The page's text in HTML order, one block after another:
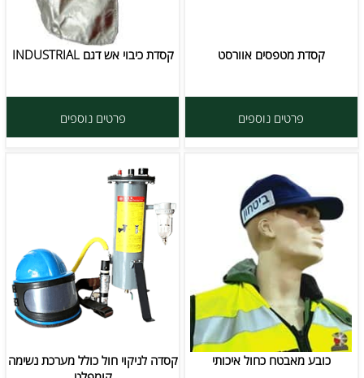
קסדת מטפסים אוורסט
פרטים נוספים
קסדת כיבוי אש דגם INDUSTRIAL
פרטים נוספים
כובע מאבטח כחול איכותי
קסדה לניקוי חול כולל מערכת נשימה